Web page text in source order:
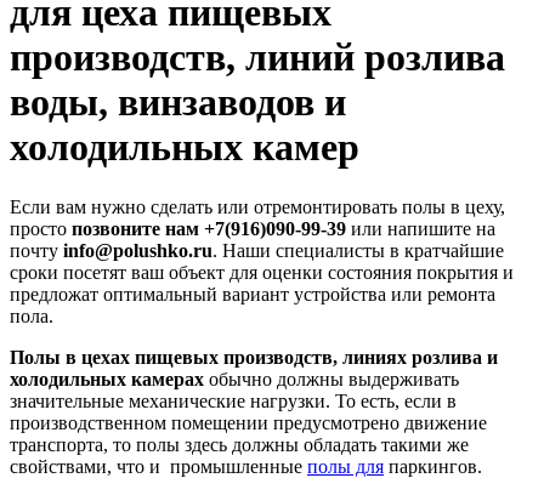
для цеха пищевых
производств, линий розлива
воды, винзаводов и
холодильных камер
Если вам нужно сделать или отремонтировать полы в цеху,
просто позвоните нам +7(916)090-99-39 или напишите на
почту info@polushko.ru. Наши специалисты в кратчайшие
сроки посетят ваш объект для оценки состояния покрытия и
предложат оптимальный вариант устройства или ремонта
пола.
Полы в цехах пищевых производств, линиях розлива и
холодильных камерах обычно должны выдерживать
значительные механические нагрузки. То есть, если в
производственном помещении предусмотрено движение
транспорта, то полы здесь должны обладать такими же
свойствами, что и промышленные полы для паркингов.